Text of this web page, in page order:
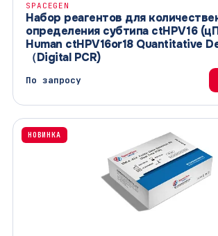
SPACEGEN
Набор реагентов для
определения субтипа ctHPV16
Human ctHPV16or18 Quantitative
（Digital PCR)
По запросу
НОВИНКА